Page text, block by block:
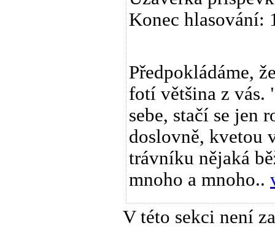
Konec hlasování:
Předpokládáme,
fotí většina z
sebe, stačí se jen
doslovně, kvetou
trávníku nějaká
mnoho a mnoho..
V této sekci není